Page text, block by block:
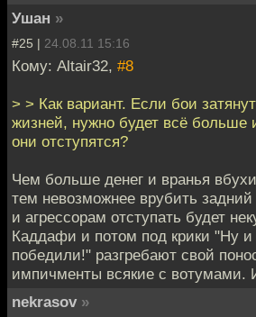
Ушан »
#25 | 24.08.11 15:16
Кому: Altair32, #8
> > Как вариант. Если бои
жизней, нужно будет всё
они отступятся?
Чем больше денег и вранья
тем невозможнее врубить
и агрессорам отступать будет
Каддафи и потом под крики "Ну и
победили!" разгребают свой
импичменты всякие с
nekrasov »